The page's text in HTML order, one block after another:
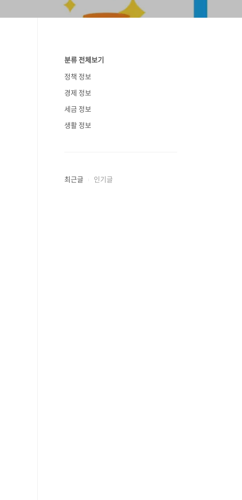
분류 전체보기
정책 정보
경제 정보
세금 정보
생활 정보
최근글 인기글